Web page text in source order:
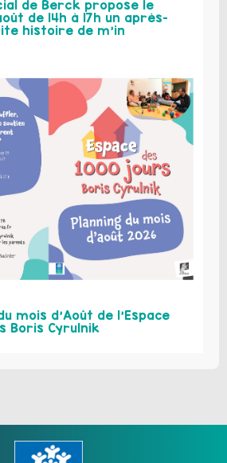
de Berck propose le
de 14h à 17h un après-
histoire de m’in
mois d’Août de l’Espace
Boris Cyrulnik